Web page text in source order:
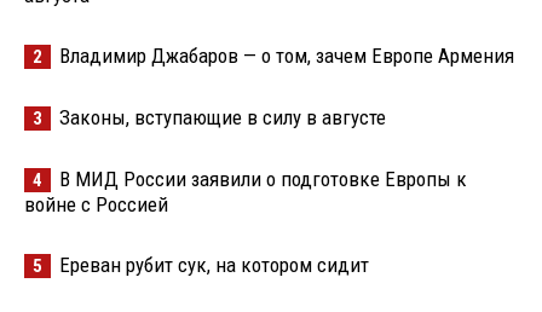
2 Владимир Джабаров — о том, зачем Европе Армения
3 Законы, вступающие в силу в августе
4
В МИД России заявили о подготовке Европы к
войне с Россией
5 Ереван рубит сук, на котором сидит